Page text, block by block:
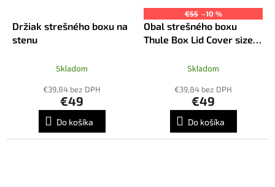
Držiak strešného boxu na
stenu
Skladom
€39,84 bez DPH
€49
Do košíka
€55 –10 %
Obal strešného boxu
Thule Box Lid Cover size 1
Skladom
€39,84 bez DPH
€49
Do košíka